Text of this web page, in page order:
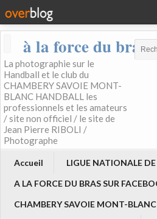
à la force du bras
La photographie sur le
Handball et le club du
CHAMBERY SAVOIE MONT-
BLANC HANDBALL les
professionnels et les amateurs
/ site non officiel / le site de
Jean Pierre RIBOLI /
Photographe
Accueil
LIGUE NATIONALE
A LA FORCE DU BRAS SUR
CHAMBERY SAVOIE MONT-